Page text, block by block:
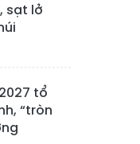
sạt lở
tổ
“tròn